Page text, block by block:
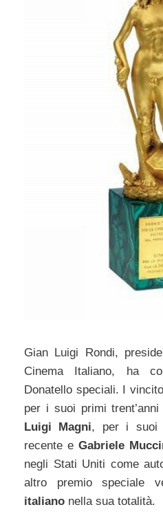
Gian Luigi Rondi,
Cinema Italiano, ha
Donatello speciali. I
per i suoi primi
Luigi Magni, per i suoi
recente e Gabriele
negli Stati Uniti come
altro premio speciale
italiano nella sua totalità.